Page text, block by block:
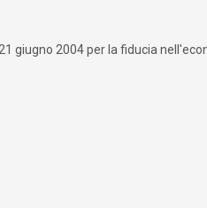
giugno 2004 per la fiducia